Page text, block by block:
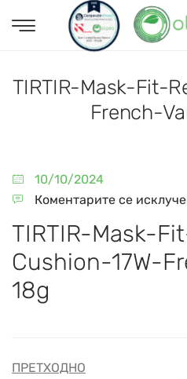
TIRTIR-Mask-Fit-
French-
10/10/2024
Коментарите се
TIRTIR-Mask-
Cushion-17W-
18g
ПРЕТХОДНО